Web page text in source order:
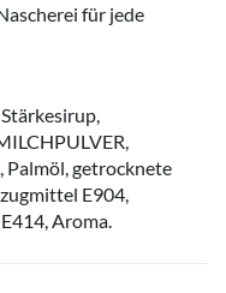
für jede
Palmöl, getrocknete
E904,
Aroma.